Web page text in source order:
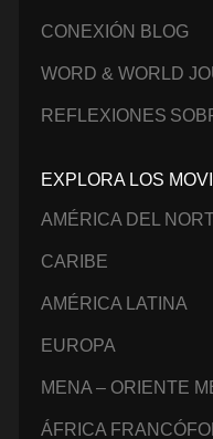
CONEXIÓN BLOG
WORD & WORLD
REFLEXIONES
EXPLORA LOS
AMÉRICA DEL
CARIBE
AMÉRICA LATINA
EUROPA
MENA – ORIENTE
ÁFRICA